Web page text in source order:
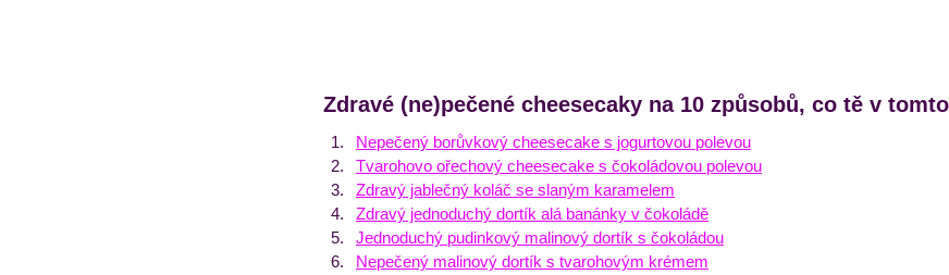
Zdravé (ne)pečené cheesecaky na 10 způsobů, co tě v
Nepečený borůvkový cheesecake s jogurtovou polevou
Tvarohovo ořechový cheesecake s čokoládovou polevou
Zdravý jablečný koláč se slaným karamelem
Zdravý jednoduchý dortík alá banánky v čokoládě
Jednoduchý pudinkový malinový dortík s čokoládou
Nepečený malinový dortík s tvarohovým krémem